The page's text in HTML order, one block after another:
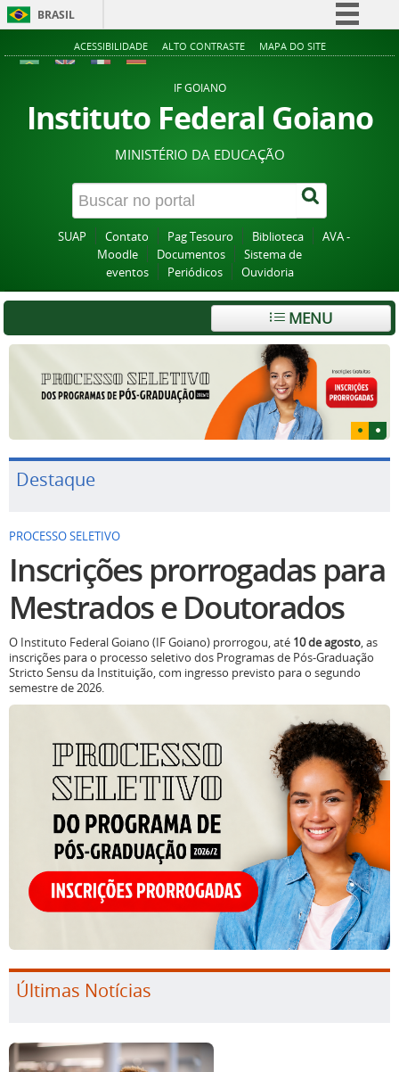
BRASIL
Simplifique!
Acesso à informação
Legislação
Canais
ACESSIBILIDADE ALTO CONTRASTE MAPA DO SITE
IF GOIANO
Instituto Federal Goiano
MINISTÉRIO DA EDUCAÇÃO
SUAP Contato Pag Tesouro Biblioteca
AVA -
Moodle
Documentos
Sistema de
eventos
Periódicos Ouvidoria
MENU
Destaque
PROCESSO SELETIVO
Inscrições prorrogadas para
Mestrados e Doutorados
O Instituto Federal Goiano (IF Goiano) prorrogou, até 10 de agosto, as
inscrições para o processo seletivo dos Programas de Pós-Graduação
Stricto Sensu da Instituição, com ingresso previsto para o segundo
semestre de 2026.
Últimas Notícias